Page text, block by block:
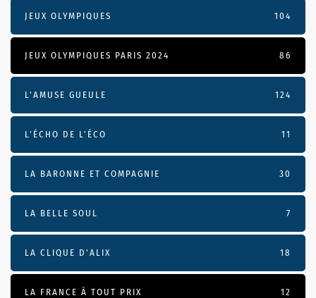
JEUX OLYMPIQUES 104
JEUX OLYMPIQUES PARIS 2024 86
L'AMUSE GUEULE 124
L’ÉCHO DE L’ÉCO 11
LA BARONNE ET COMPAGNIE 30
LA BELLE SOUL 7
LA CLIQUE D'ALIX 18
LA FRANCE À TOUT PRIX 12